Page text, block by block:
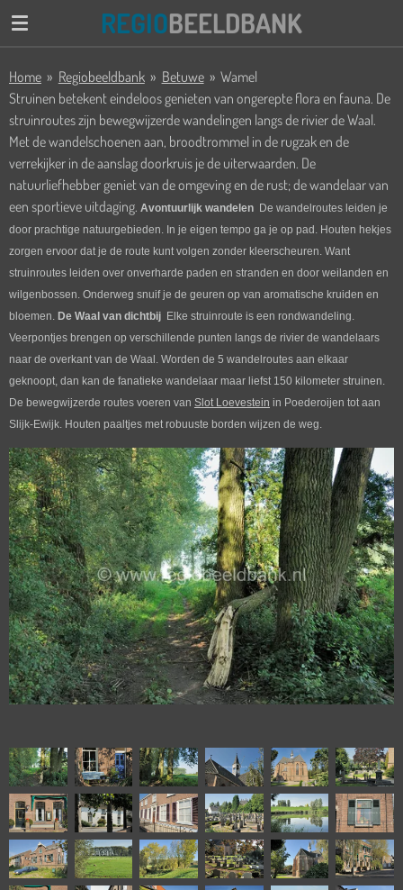
Ga
de
hoofdinhoud
REGIOBEELDBANK
Home » Regiobeeldbank » Betuwe » Wamel
Struinen betekent eindeloos genieten van ongerepte flora en fauna. De
struinroutes zijn bewegwijzerde wandelingen langs de rivier de Waal.
Met de wandelschoenen aan, broodtrommel in de rugzak en de
verrekijker in de aanslag doorkruis je de uiterwaarden. De
natuurliefhebber geniet van de omgeving en de rust; de wandelaar van
een sportieve uitdaging. Avontuurlijk wandelen De wandelroutes leiden je
door prachtige natuurgebieden. In je eigen tempo ga je op pad. Houten hekjes
zorgen ervoor dat je de route kunt volgen zonder kleerscheuren. Want
struinroutes leiden over onverharde paden en stranden en door weilanden en
wilgenbossen. Onderweg snuif je de geuren op van aromatische kruiden en
bloemen. De Waal van dichtbij Elke struinroute is een rondwandeling.
Veerpontjes brengen op verschillende punten langs de rivier de wandelaars
naar de overkant van de Waal. Worden de 5 wandelroutes aan elkaar
geknoopt, dan kan de fanatieke wandelaar maar liefst 150 kilometer struinen.
De bewegwijzerde routes voeren van Slot Loevestein in Poederoijen tot aan
Slijk-Ewijk. Houten paaltjes met robuuste borden wijzen de weg.